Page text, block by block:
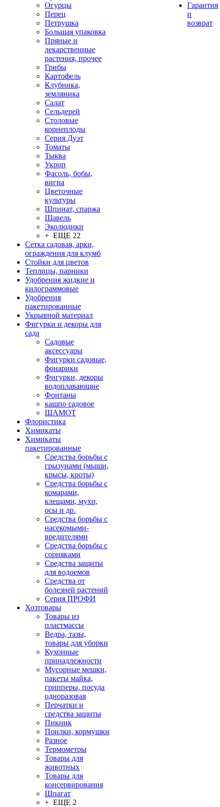
Огурцы
Перец
Петрушка
Большая упаковка
Пряные и
лекарственные
растения, прочее
Грибы
Картофель
Клубника,
земляника
Салат
Сельдерей
Столовые
корнеплоды
Серия Дуэт
Томаты
Тыква
Укроп
Фасоль, бобы,
вигна
Цветочные
культуры
Шпинат, спаржа
Щавель
Эколюдики
+ ЕЩЕ 22
Сетка садовая, арки,
ограждения для клумб
Стойки для цветов
Теплицы, парники
Удобрения жидкие и
килограммовые
Удобрения
пакетированные
Укрывной материал
Фигурки и декоры для
сада
Садовые
аксессуары
Фигурки садовые,
фонарики
Фигурки, декоры
водоплавающие
Фонтаны
кашпо садовое
ШАМОТ
Флористика
Химикаты
Химикаты
пакетированные
Средства борьбы с
грызунами (мыши,
крысы, кроты)
Средства борьбы с
комарами,
клещами, мухи,
осы и др.
Средства борьбы с
насекомыми-
вредителями
Средства борьбы с
сорняками
Средства защиты
для водоемов
Средства от
болезней растений
Серия ПРОФИ
Хозтовары
Товары из
пластмассы
Ведра, тазы,
товары для уборки
Кухонные
принадлежности
Мусорные мешки,
пакеты майка,
грипперы, посуда
одноразовая
Перчатки и
средства защиты
Пикник
Поилки, кормушки
Разное
Термометры
Товары для
животных
Товары для
консервирования
Шпагат
+ ЕЩЕ 2
Гарантия
и
возврат